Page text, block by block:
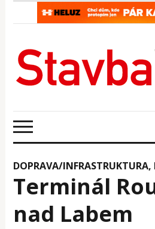
DOPRAVA/INFRASTRUKTURA,
Terminál
nad Labem